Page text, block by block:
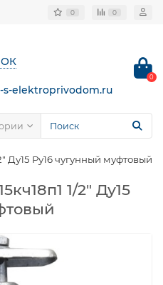
0 0
s-elektroprivodom.ru
0
Ду15 Ру16 чугунный муфтовый
1/2″ Ду15